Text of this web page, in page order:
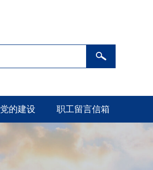
党的建设 职工留言信箱